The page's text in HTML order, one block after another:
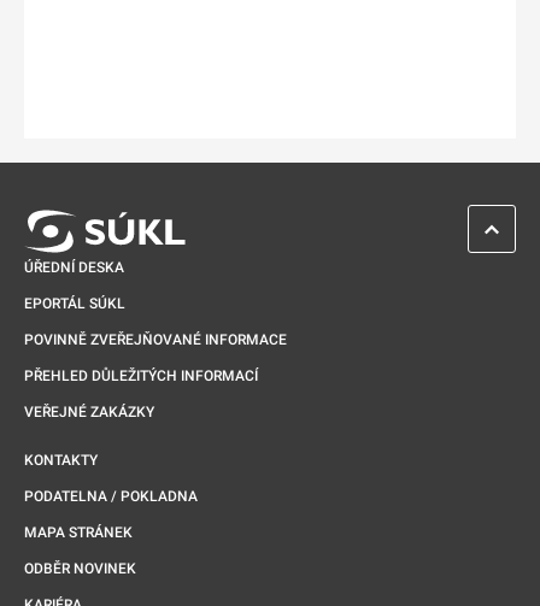
ÚŘEDNÍ DESKA
EPORTÁL SÚKL
POVINNĚ ZVEŘEJŇOVANÉ INFORMACE
PŘEHLED DŮLEŽITÝCH INFORMACÍ
VEŘEJNÉ ZAKÁZKY
KONTAKTY
PODATELNA / POKLADNA
MAPA STRÁNEK
ODBĚR NOVINEK
ZPĚT